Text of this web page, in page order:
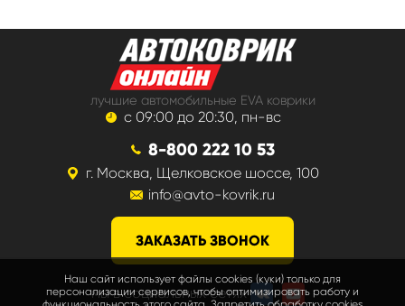
лучшие автомобильные EVA коврики
с 09:00 до 20:30, пн-вс
8-800 222 10 53
г. Москва, Щелковское шоссе, 100
info@avto-kovrik.ru
ЗАКАЗАТЬ ЗВОНОК
мы в социальных сетях
Наш сайт использует файлы cookies (куки) только для
персонализации сервисов, чтобы оптимизировать работу и